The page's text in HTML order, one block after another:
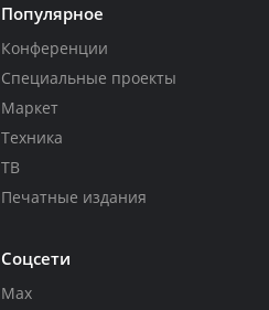
Популярное
Конференции
Специальные проекты
Маркет
Техника
ТВ
Печатные издания
Соцсети
Max